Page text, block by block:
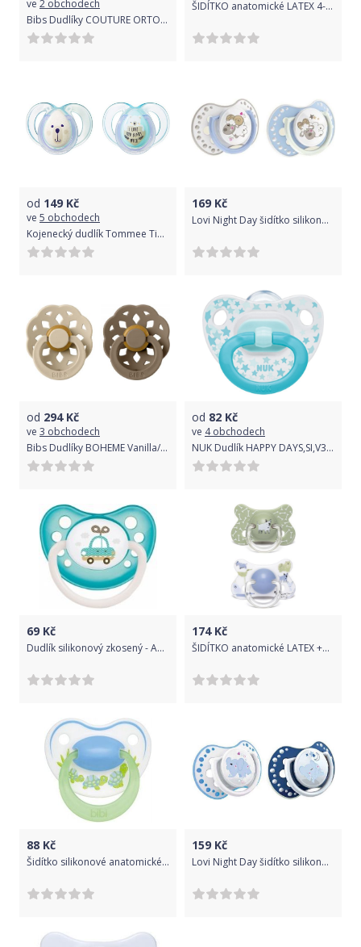
ve 2 obchodech
Bibs Dudlíky COUTURE ORTODONTIC SILIKON Haze/Blossom velikost 2, 2ks
ŠIDÍTKO anatomické LATEX 4-18m Suavinex Fusion ORANŽOVÝ MOTÝL
od 149 Kč
ve 5 obchodech
Kojenecký dudlík Tommee Tippee C2N pro kluky night 6-18 měsíců - 2 ks Dle obrázku
169 Kč
Lovi Night Day šidítko silikonové dynamické modré 2ks
od 294Kč
ve 3 obchodech
Bibs Dudlíky BOHEME Vanilla/Dark Oak - velikost 2, přír. kaučuk 2ks
od 82 Kč
ve 4 obchodech
NUK Dudlík HAPPY DAYS,SI,V3 (18+m.) box
69 Kč
Dudlík silikonový zkosený - AUTÍČKO smaragdový - 6-18měs.
174Kč
ŠIDÍTKO anatomické LATEX +18m 2 ks Suavinex Fusion ZELENÝ PES
88 Kč
Šidítko silikonové anatomické Bibi Happiness Želvičky 6-16 měsíců
159 Kč
Lovi Night Day šidítko silikonové dynamické tmavě modré 2ks 6-18m